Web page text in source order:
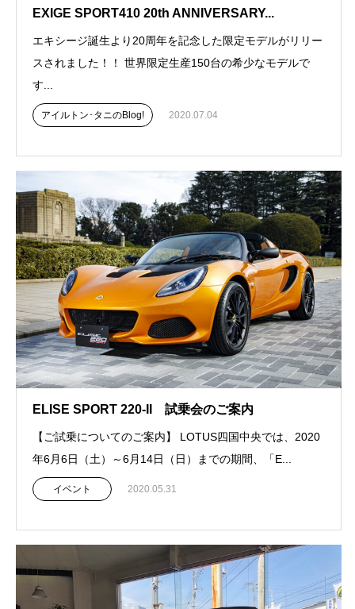
EXIGE SPORT410 20th ANNIVERSARY...
エキシージ誕生より20周年を記念した限定モデルがリリー
スされました！！ 世界限定生産150台の希少なモデルで
す...
アイルトン･タニのBlog! 2020.07.04
ELISE SPORT 220-II 試乗会のご案内
【ご試乗についてのご案内】 LOTUS四国中央では、2020
年6月6日（土）～6月14日（日）までの期間、「E...
イベント 2020.05.31